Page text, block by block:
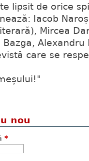
lipsit de orice
Iacob
Mircea
Bazga,
care se
nou
*